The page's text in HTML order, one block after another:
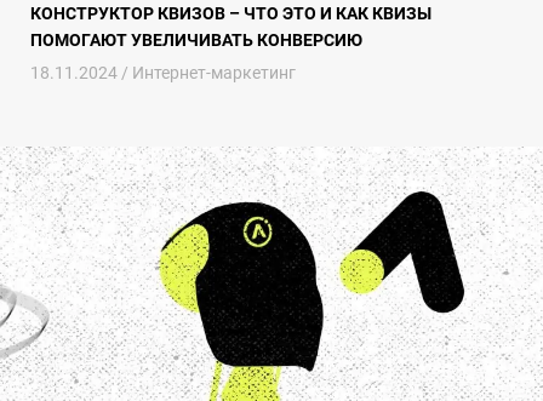
КОНСТРУКТОР КВИЗОВ – ЧТО ЭТО И КАК КВИЗЫ
ПОМОГАЮТ УВЕЛИЧИВАТЬ КОНВЕРСИЮ
18.11.2024 / Интернет-маркетинг
Искусственный интеллект в маркетинге Performance Max